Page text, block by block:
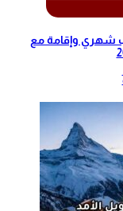
شهري وإقامة مع